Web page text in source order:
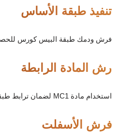
تنفيذ طبقة الأساس
فرش ودمك طبقة البيس كورس
رش المادة الرابطة
استخدام مادة MC1 لضمان ترابط طبقات الأسفلت.
فرش الأسفلت